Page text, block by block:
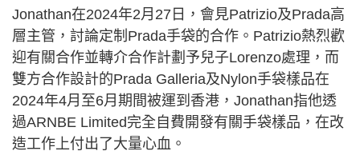
Jonathan在2024年2月27日，會見Patrizio及Prada高
層主管，討論定制Prada手袋的合作。Patrizio熱烈歡
迎有關合作並轉介合作計劃予兒子Lorenzo處理，而
雙方合作設計的Prada Galleria及Nylon手袋樣品在
2024年4月至6月期間被運到香港，Jonathan指他透
過ARNBE Limited完全自費開發有關手袋樣品，在改
造工作上付出了大量心血。